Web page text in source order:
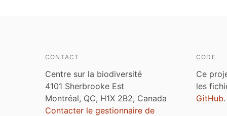
CONTACT
Centre sur la biodiversité
4101 Sherbrooke Est
Montréal, QC, H1X 2B2, Canada
Contacter le gestionnaire de
CODE
Ce
les
GitHub.